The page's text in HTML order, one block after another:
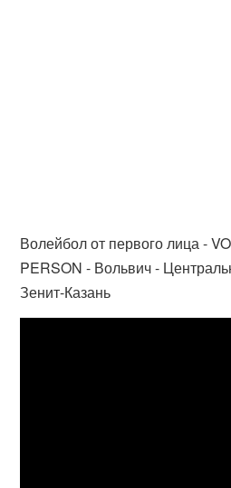
Волейбол от первого лица -
PERSON - Вольвич -
Зенит-Казань